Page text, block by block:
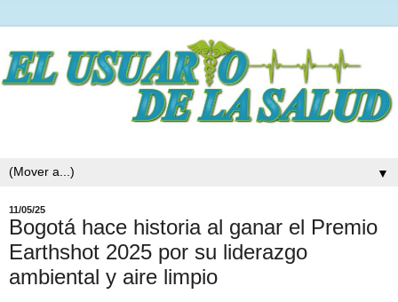
▼
11/05/25
Bogotá hace historia al ganar el Premio
Earthshot 2025 por su liderazgo
ambiental y aire limpio